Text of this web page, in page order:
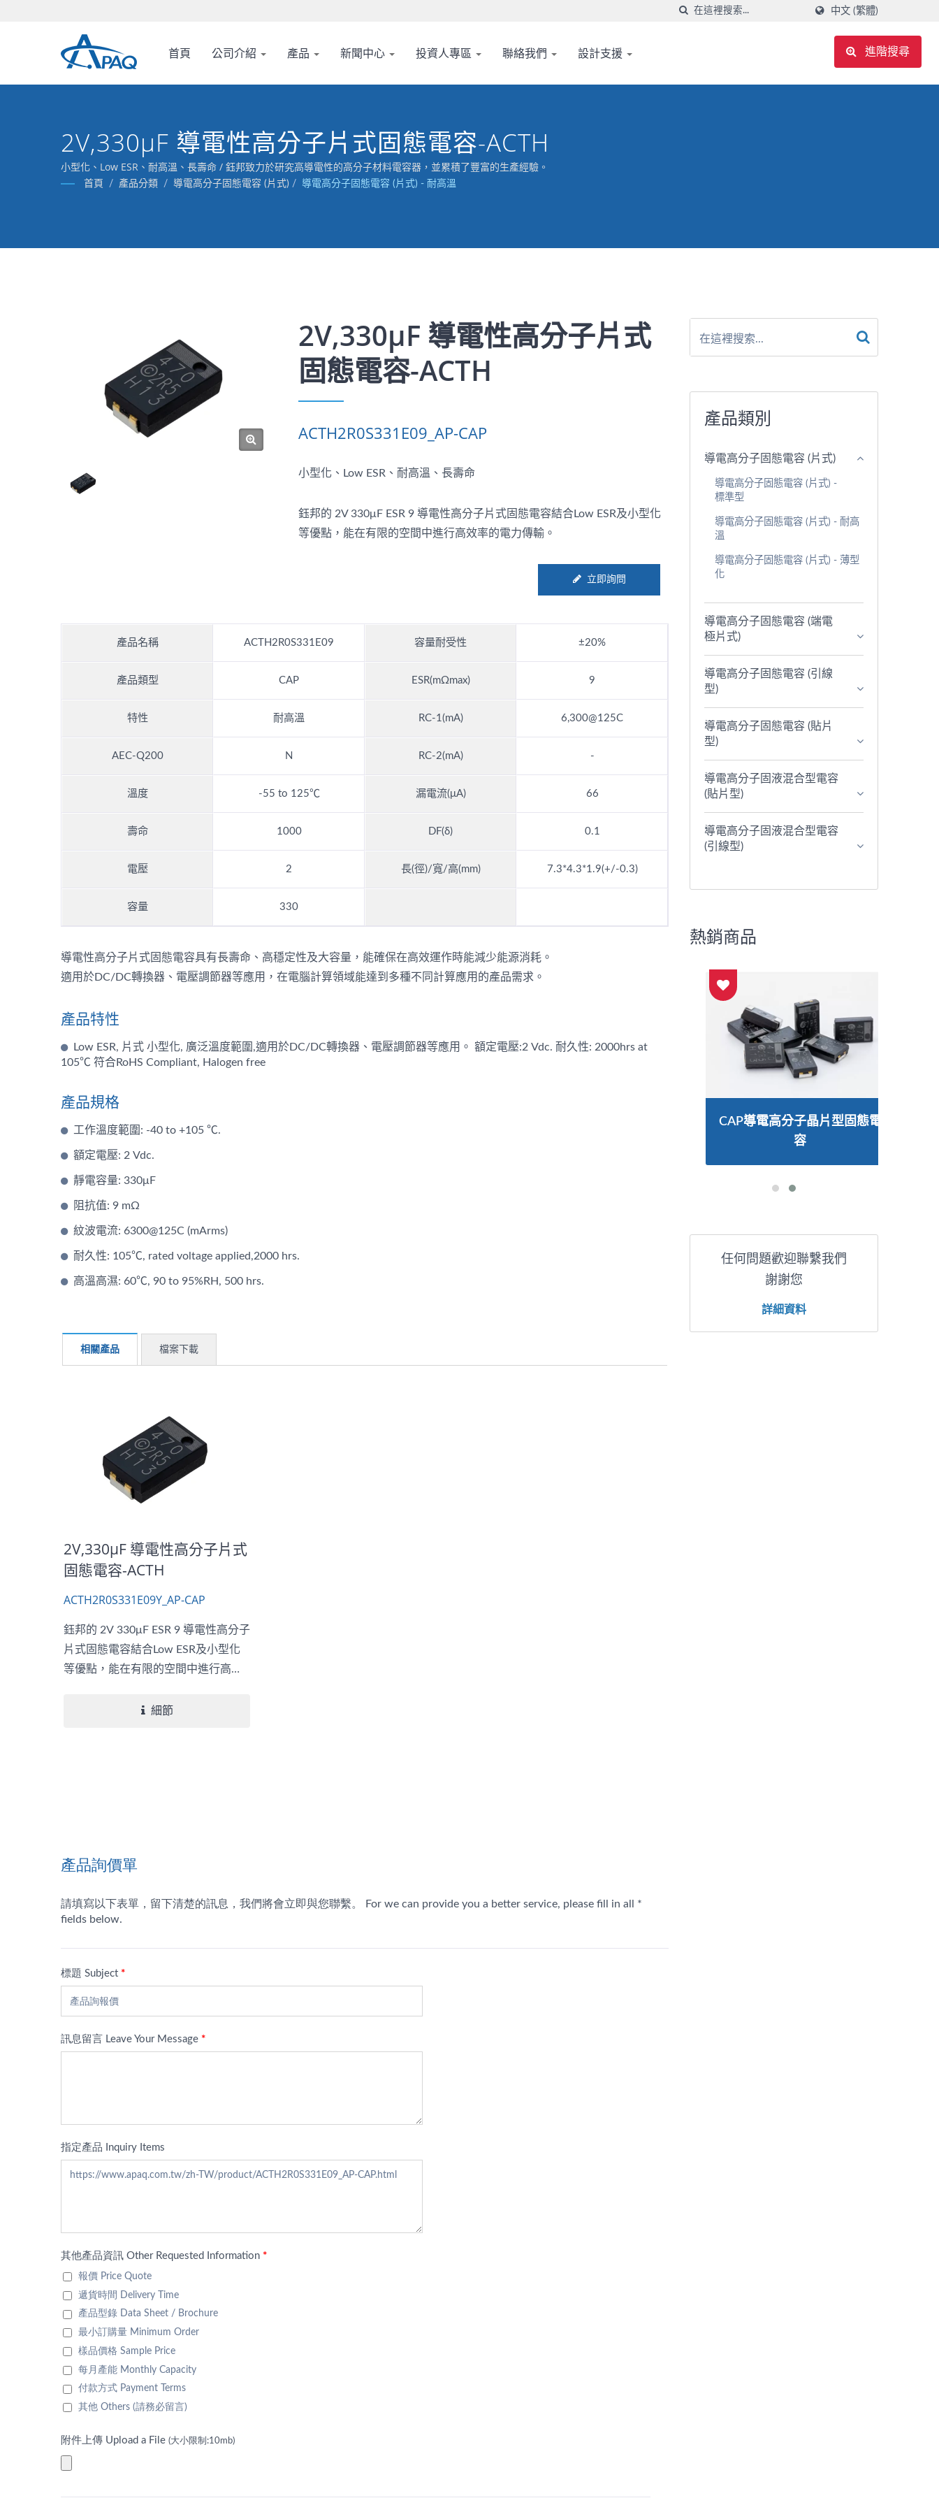
中文 (繁體)
首頁 公司介紹 產品 新聞中心 投資人專區 聯絡我們 設計支援 進階搜尋
2V,330μF 導電性高分子片式固態電容-ACTH
小型化、Low ESR、耐高溫、長壽命 / 鈺邦致力於研究高導電性的高分子材料電容器，並累積了豐富的生產經驗。
首頁 / 產品分類 / 導電高分子固態電容 (片式) / 導電高分子固態電容 (片式) - 耐高溫
2V,330μF 導電性高分子片式
固態電容-ACTH
ACTH2R0S331E09_AP-CAP
小型化、Low ESR、耐高溫、長壽命
鈺邦的 2V 330μF ESR 9 導電性高分子片式固態電容結合Low ESR及小型化
等優點，能在有限的空間中進行高效率的電力傳輸。
立即詢問
產品名稱 ACTH2R0S331E09 容量耐受性 ±20%
產品類型 CAP ESR(mΩmax) 9
特性 耐高溫 RC-1(mA) 6,300@125C
AEC-Q200 N RC-2(mA) -
溫度 -55 to 125℃ 漏電流(μA) 66
壽命 1000 DF(δ) 0.1
電壓 2 長(徑)/寬/高(mm) 7.3*4.3*1.9(+/-0.3)
容量 330
導電性高分子片式固態電容具有長壽命、高穩定性及大容量，能確保在高效運作時能減少能源消耗。
適用於DC/DC轉換器、電壓調節器等應用，在電腦計算領域能達到多種不同計算應用的產品需求。
產品特性
Low ESR, 片式 小型化, 廣泛溫度範圍,適用於DC/DC轉換器、電壓調節器等應用。 額定電壓:2 Vdc. 耐久性: 2000hrs at
105℃ 符合RoHS Compliant, Halogen free
產品規格
工作溫度範圍: -40 to +105 ℃.
額定電壓: 2 Vdc.
靜電容量: 330μF
阻抗值: 9 mΩ
紋波電流: 6300@125C (mArms)
耐久性: 105℃, rated voltage applied,2000 hrs.
高溫高濕: 60℃, 90 to 95%RH, 500 hrs.
相關產品 檔案下載
2V,330μF 導電性高分子片式
固態電容-ACTH
ACTH2R0S331E09Y_AP-CAP
鈺邦的 2V 330μF ESR 9 導電性高分子
片式固態電容結合Low ESR及小型化
等優點，能在有限的空間中進行高效
細節
產品類別
導電高分子固態電容 (片式)
導電高分子固態電容 (片式) -
標準型
導電高分子固態電容 (片式) - 耐高
溫
導電高分子固態電容 (片式) - 薄型
化
導電高分子固態電容 (端電
極片式)
導電高分子固態電容 (引線
型)
導電高分子固態電容 (貼片
型)
導電高分子固液混合型電容
(貼片型)
導電高分子固液混合型電容
(引線型)
熱銷商品
AP-CON導電高分子貼片型固
CAP導電高分子晶片型固態電
任何問題歡迎聯繫我們
謝謝您
詳細資料